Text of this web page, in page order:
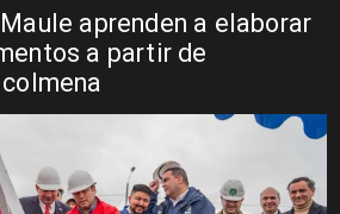
aprenden a elaborar
a partir de